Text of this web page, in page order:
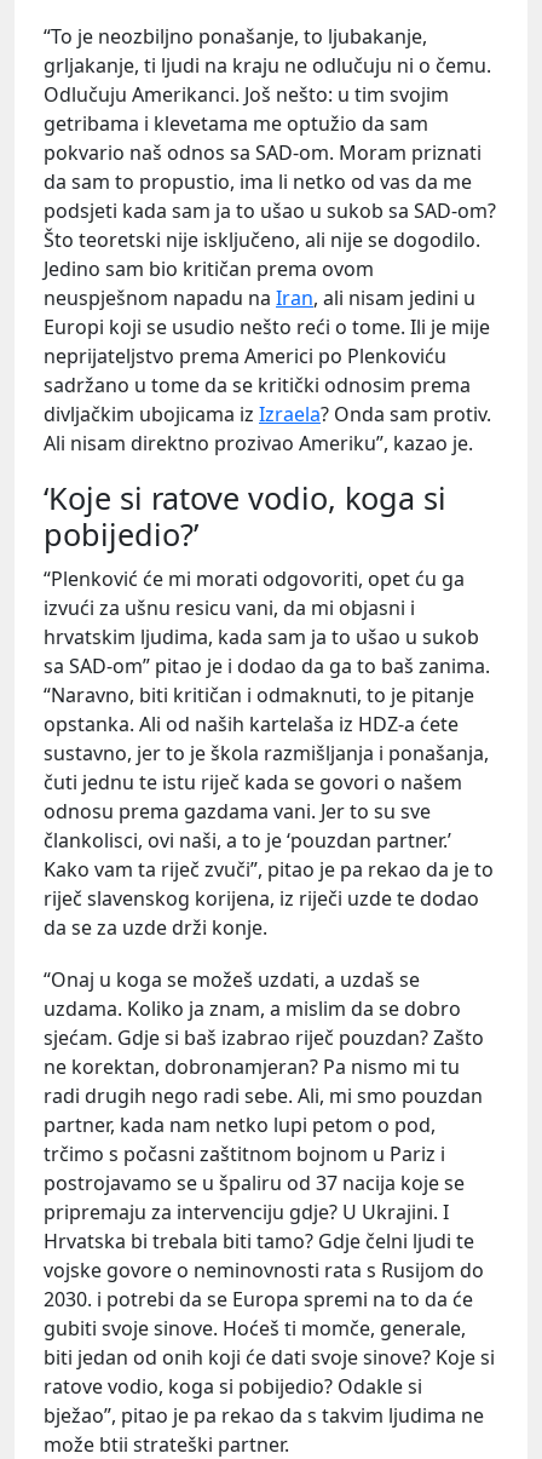
“To je neozbiljno ponašanje, to ljubakanje,
grljakanje, ti ljudi na kraju ne odlučuju ni o čemu.
Odlučuju Amerikanci. Još nešto: u tim svojim
getribama i klevetama me optužio da sam
pokvario naš odnos sa SAD-om. Moram priznati
da sam to propustio, ima li netko od vas da me
podsjeti kada sam ja to ušao u sukob sa SAD-om?
Što teoretski nije isključeno, ali nije se dogodilo.
Jedino sam bio kritičan prema ovom
neuspješnom napadu na Iran, ali nisam jedini u
Europi koji se usudio nešto reći o tome. Ili je mije
neprijateljstvo prema Americi po Plenkoviću
sadržano u tome da se kritički odnosim prema
divljačkim ubojicama iz Izraela? Onda sam protiv.
Ali nisam direktno prozivao Ameriku”, kazao je.
‘Koje si ratove vodio, koga si
pobijedio?’
“Plenković će mi morati odgovoriti, opet ću ga
izvući za ušnu resicu vani, da mi objasni i
hrvatskim ljudima, kada sam ja to ušao u sukob
sa SAD-om” pitao je i dodao da ga to baš zanima.
“Naravno, biti kritičan i odmaknuti, to je pitanje
opstanka. Ali od naših kartelaša iz HDZ-a ćete
sustavno, jer to je škola razmišljanja i ponašanja,
čuti jednu te istu riječ kada se govori o našem
odnosu prema gazdama vani. Jer to su sve
člankolisci, ovi naši, a to je ‘pouzdan partner.’
Kako vam ta riječ zvuči”, pitao je pa rekao da je to
riječ slavenskog korijena, iz riječi uzde te dodao
da se za uzde drži konje.
“Onaj u koga se možeš uzdati, a uzdaš se
uzdama. Koliko ja znam, a mislim da se dobro
sjećam. Gdje si baš izabrao riječ pouzdan? Zašto
ne korektan, dobronamjeran? Pa nismo mi tu
radi drugih nego radi sebe. Ali, mi smo pouzdan
partner, kada nam netko lupi petom o pod,
trčimo s počasni zaštitnom bojnom u Pariz i
postrojavamo se u špaliru od 37 nacija koje se
pripremaju za intervenciju gdje? U Ukrajini. I
Hrvatska bi trebala biti tamo? Gdje čelni ljudi te
vojske govore o neminovnosti rata s Rusijom do
2030. i potrebi da se Europa spremi na to da će
gubiti svoje sinove. Hoćeš ti momče, generale,
biti jedan od onih koji će dati svoje sinove? Koje si
ratove vodio, koga si pobijedio? Odakle si
bježao”, pitao je pa rekao da s takvim ljudima ne
može btii strateški partner.